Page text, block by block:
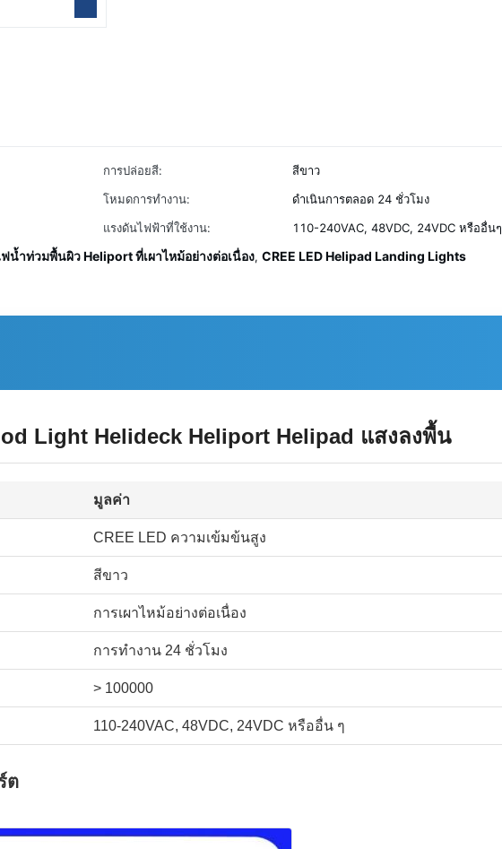
การปล่อยสี:
สีขาว
โหมดการทำงาน:
ดำเนินการตลอด 24 ชั่วโมง
แรงดันไฟฟ้าที่ใช้งาน:
110-240VAC, 48VDC, 24VDC หรืออื่นๆ
น้ำท่วมพื้นผิว Heliport ที่เผาไหม้อย่างต่อเนื่อง, CREE LED Helipad Landing Lights
Light Helideck Heliport Helipad แสงลงพื้น
มูลค่า
CREE LED ความเข้มข้นสูง
สีขาว
การเผาไหม้อย่างต่อเนื่อง
การทํางาน 24 ชั่วโมง
> 100000
110-240VAC, 48VDC, 24VDC หรืออื่น ๆ
ต